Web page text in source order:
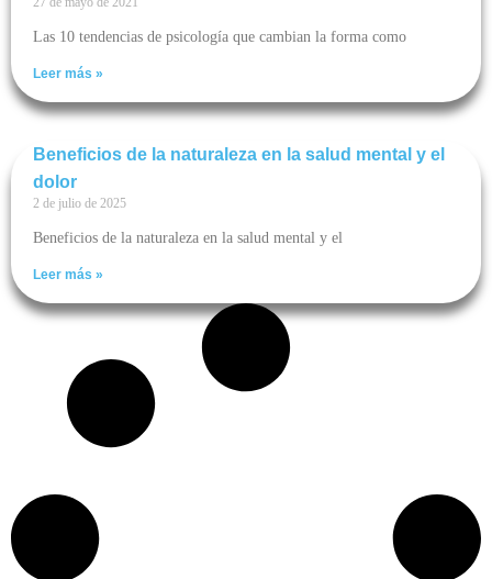
Las 10 tendencias de psicología que cambian la forma como
Leer más »
Beneficios de la naturaleza en la salud mental y el
dolor
2 de julio de 2025
Beneficios de la naturaleza en la salud mental y el
Leer más »